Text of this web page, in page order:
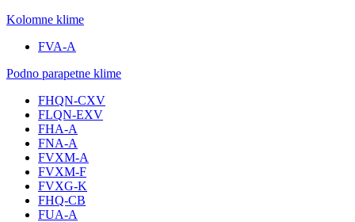
Kolomne klime
FVA-A
Podno parapetne klime
FHQN-CXV
FLQN-EXV
FHA-A
FNA-A
FVXM-A
FVXM-F
FVXG-K
FHQ-CB
FUA-A